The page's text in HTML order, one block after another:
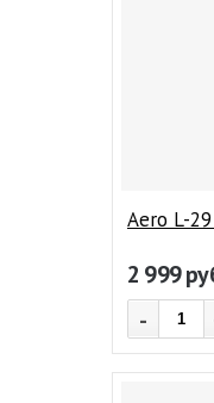
Aero L-
2 999
-